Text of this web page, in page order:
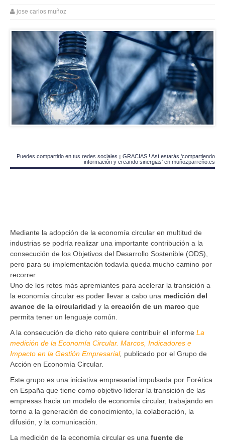
jose carlos muñoz
Puedes compartirlo en tus redes sociales ¡ GRACIAS ! Así estarás 'compartiendo
información y creando sinergias' en muñozparreño.es
Mediante la adopción de la economía circular en multitud de
industrias se podría realizar una importante contribución a la
consecución de los Objetivos del Desarrollo Sostenible (ODS),
pero para su implementación todavía queda mucho camino por
recorrer.
Uno de los retos más apremiantes para acelerar la transición a
la economía circular es poder llevar a cabo una medición del
avance de la circularidad y la creación de un marco que
permita tener un lenguaje común.
A la consecución de dicho reto quiere contribuir el informe La
medición de la Economía Circular. Marcos, Indicadores e
Impacto en la Gestión Empresarial, publicado por el Grupo de
Acción en Economía Circular.
Este grupo es una iniciativa empresarial impulsada por Forética
en España que tiene como objetivo liderar la transición de las
empresas hacia un modelo de economía circular, trabajando en
torno a la generación de conocimiento, la colaboración, la
difusión, y la comunicación.
La medición de la economía circular es una fuente de